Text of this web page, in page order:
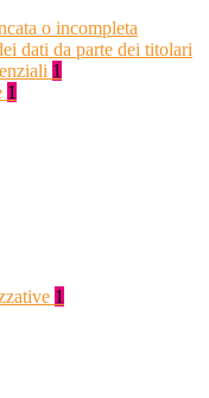
o incompleta
dati da parte dei titolari
1
1
1